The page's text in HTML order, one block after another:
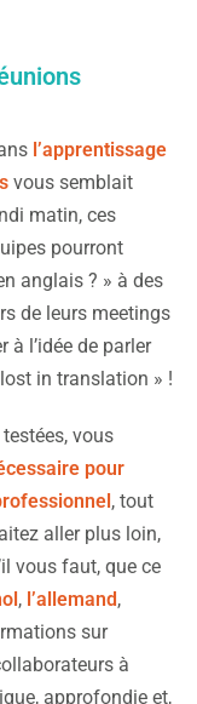
l’apprentissage
vous semblait
matin, ces
pourront
anglais ? » à des
de leurs meetings
à l’idée de parler
in translation » !
vous
pour
, tout
aller plus loin,
vous faut, que ce
, l’allemand,
sur
à
approfondie et,